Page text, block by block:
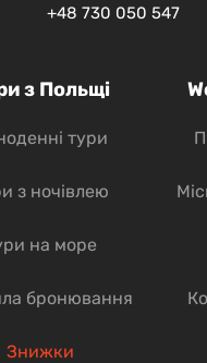
—детальніше тут.
говорили
приваблива
а
15 років — -10%.
5 місць — -50%.
+48 730 050 547
з Польщі
тури
з ночівлею
на море
бронювання
Знижки